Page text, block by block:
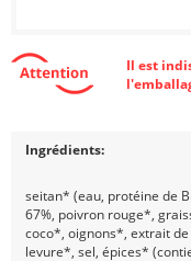
Il est
Ingrédients:
seitan* (eau, protéine de
67%, poivron rouge*,
coco*, oignons*, extrait de
levure*, sel, épices*